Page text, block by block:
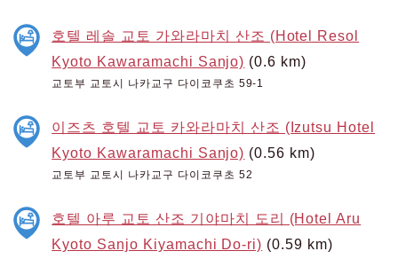
호텔 레솔 교토 가와라마치 산조 (Hotel Resol
Kyoto Kawaramachi Sanjo) (0.6 km)
교토부 교토시 나카교구 다이코쿠초 59-1
이즈츠 호텔 교토 카와라마치 산조 (Izutsu Hotel
Kyoto Kawaramachi Sanjo) (0.56 km)
교토부 교토시 나카교구 다이코쿠초 52
호텔 아루 교토 산조 기야마치 도리 (Hotel Aru
Kyoto Sanjo Kiyamachi Do-ri) (0.59 km)